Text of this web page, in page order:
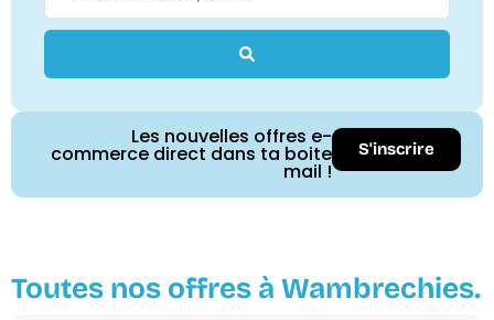
Les nouvelles offres e-
commerce direct dans ta boite
mail !
S'inscrire
Toutes nos offres à Wambrechies.